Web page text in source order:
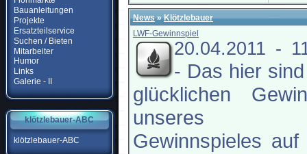
Bauanleitungen
Projekte
Ersatzteilservice
Suchen / Bieten
Mitarbeiter
Humor
Links
Galerie - II
klötzlebauer-ABC
klötzlebauer-ABC
News»Klötzlebauer
LWF-Gewinnspiel
20.04.2011 -
- Das hier
glücklichen
unseres
Gewinnspieles auf